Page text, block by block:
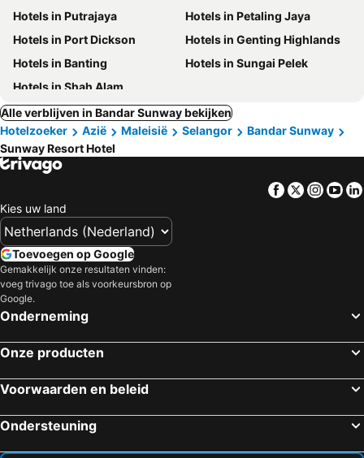
Hotels in Putrajaya
Hotels in Petaling Jaya
Hotels in Port Dickson
Hotels in Genting Highlands
Hotels in Banting
Hotels in Sungai Pelek
Hotels in Shah Alam
Alle verblijven in Bandar Sunway bekijken
Hotelzoeker
Azië Maleisië Selangor
Bandar Sunway
Sunway Resort Hotel
Facebook
Twitter
Kies uw land
Toevoegen op Google
Gemakkelijk onze resultaten vinden:
voeg trivago toe als voorkeursbron op
Google.
Onderneming
Onze producten
Voorwaarden en beleid
Ondersteuning